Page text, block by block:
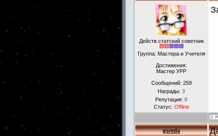
Действ.статский советник
Группа: Мастера и Учителя
Достижения:
Мастер УРР
Сообщений: 259
Награды: 3
Репутация: 0
Статус: Offline
gsreda